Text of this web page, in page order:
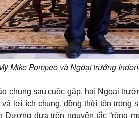
Mike Pompeo và Ngoại trưởng
chung sau cuộc gặp, hai Ngoại
lợi ích chung, đồng thời tôn trọng
dựa trên nguyên tắc “rộng